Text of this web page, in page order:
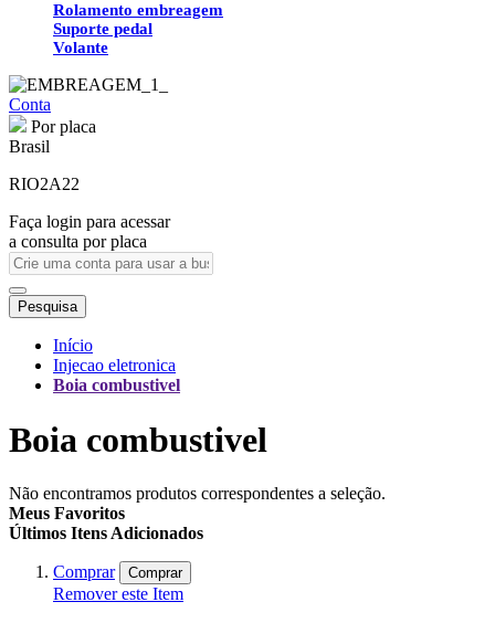
Rolamento embreagem
Suporte pedal
Volante
Conta
Por placa
Brasil
RIO2A22
Faça login para acessar
a consulta por placa
Pesquisa
Início
Injecao eletronica
Boia combustivel
Boia combustivel
Não encontramos produtos correspondentes a seleção.
Meus Favoritos
Últimos Itens Adicionados
Comprar Comprar
Remover este Item